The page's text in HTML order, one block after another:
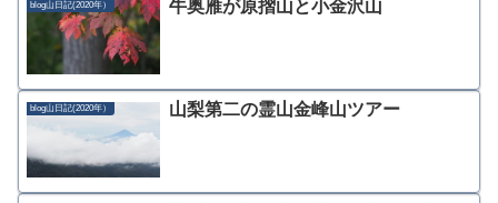
blog山日記(2020年） 牛奥雁が原摺山と小金沢山
blog山日記(2020年） 山梨第二の霊山金峰山ツアー